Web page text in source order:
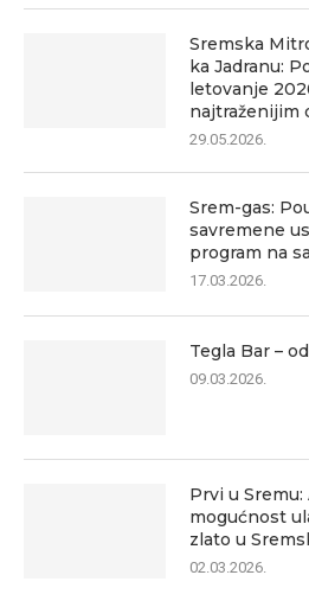
Sremska
ka Jadranu:
letovanje
najtraženijim
29.05.2026.
Srem-gas:
savremene
program na
17.03.2026.
Tegla Bar –
09.03.2026.
Prvi u
mogućnost
zlato u
02.03.2026.